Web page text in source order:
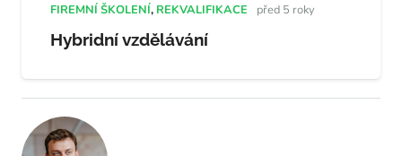
FIREMNÍ ŠKOLENÍ, REKVALIFIKACE před 5 roky
Hybridní vzdělávání